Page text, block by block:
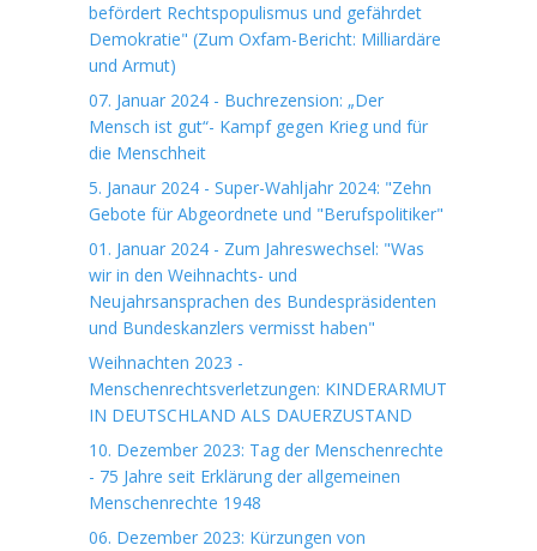
befördert Rechtspopulismus und gefährdet
Demokratie" (Zum Oxfam-Bericht: Milliardäre
und Armut)
07. Januar 2024 - Buchrezension: „Der
Mensch ist gut“- Kampf gegen Krieg und für
die Menschheit
5. Janaur 2024 - Super-Wahljahr 2024: "Zehn
Gebote für Abgeordnete und "Berufspolitiker"
01. Januar 2024 - Zum Jahreswechsel: "Was
wir in den Weihnachts- und
Neujahrsansprachen des Bundespräsidenten
und Bundeskanzlers vermisst haben"
Weihnachten 2023 -
Menschenrechtsverletzungen: KINDERARMUT
IN DEUTSCHLAND ALS DAUERZUSTAND
10. Dezember 2023: Tag der Menschenrechte
- 75 Jahre seit Erklärung der allgemeinen
Menschenrechte 1948
06. Dezember 2023: Kürzungen von